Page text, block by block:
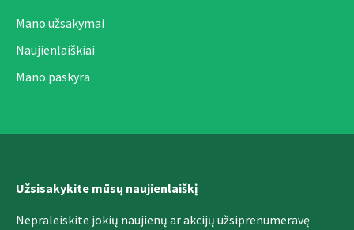
Mano užsakymai
Naujienlaiškiai
Mano paskyra
Užsisakykite mūsų naujienlaiškį
Nepraleiskite jokių naujienų ar akcijų užsiprenumeravę